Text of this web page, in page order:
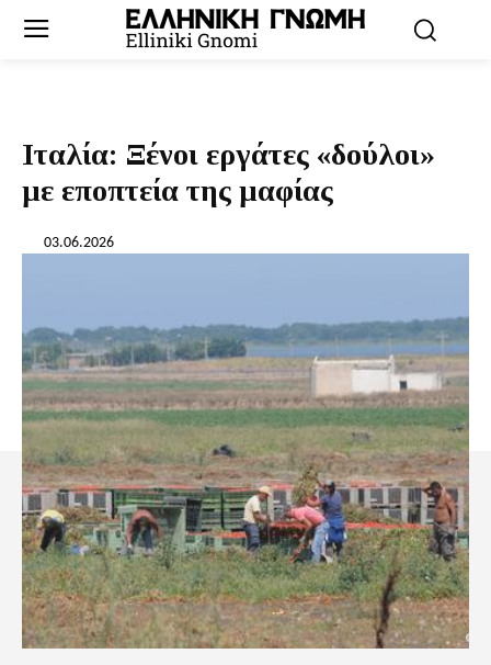
Ιταλία: Ξένοι εργάτες «δούλοι»
με εποπτεία της μαφίας
03.06.2026